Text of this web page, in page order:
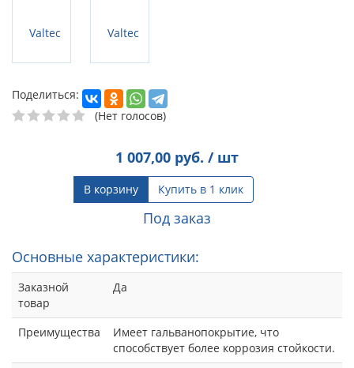
Поделиться:
(Нет голосов)
1 007,00 руб. / шт
В корзину Купить в 1 клик
Под заказ
Основные характеристики:
Заказной
товар
Да
Преимущества
Имеет гальванопокрытие, что
способствует более коррозия стойкости.